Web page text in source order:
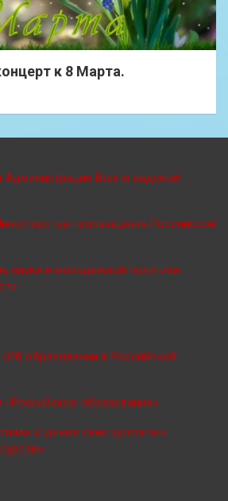
к 8 Марта.
Волгоградской
просвещения Российской
науки и молодежной политики
образовании в Российской
образование»
«Единое окно доступа к